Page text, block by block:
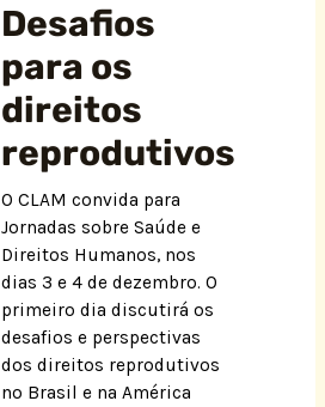
Desafios
para os
direitos
reprodutivos
O CLAM convida para
Jornadas sobre Saúde e
Direitos Humanos, nos
dias 3 e 4 de dezembro. O
primeiro dia discutirá os
desafios e perspectivas
dos direitos reprodutivos
no Brasil e na América